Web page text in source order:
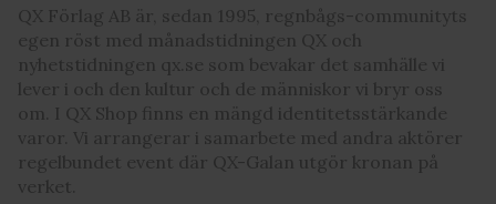
QX Förlag AB är, sedan 1995, regnbågs-communityts
egen röst med månadstidningen QX och
nyhetstidningen qx.se som bevakar det samhälle vi
lever i och den kultur och de människor vi bryr oss
om. I QX Shop finns en mängd identitetsstärkande
varor. Vi arrangerar i samarbete med andra aktörer
regelbundet event där QX-Galan utgör kronan på
verket.